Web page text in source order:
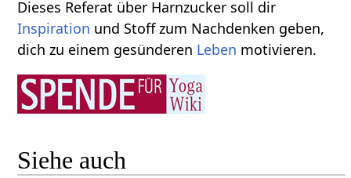
Dieses Referat über Harnzucker soll dir
Inspiration und Stoff zum Nachdenken geben,
dich zu einem gesünderen Leben motivieren.
Siehe auch